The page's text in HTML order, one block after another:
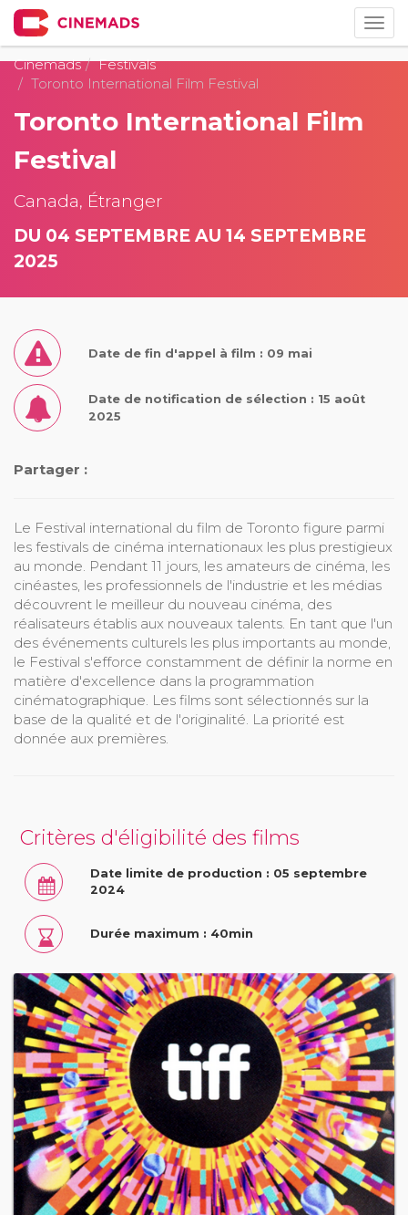
Cinemads
Festivals
Toronto International Film Festival
Toronto International Film
Festival
Canada, Étranger
DU 04 SEPTEMBRE AU 14 SEPTEMBRE
2025
Date de fin d'appel à film : 09 mai
Date de notification de sélection : 15 août
2025
Partager :
Le Festival international du film de Toronto figure parmi
les festivals de cinéma internationaux les plus prestigieux
au monde. Pendant 11 jours, les amateurs de cinéma, les
cinéastes, les professionnels de l'industrie et les médias
découvrent le meilleur du nouveau cinéma, des
réalisateurs établis aux nouveaux talents. En tant que l'un
des événements culturels les plus importants au monde,
le Festival s'efforce constamment de définir la norme en
matière d'excellence dans la programmation
cinématographique. Les films sont sélectionnés sur la
base de la qualité et de l'originalité. La priorité est
donnée aux premières.
Critères d'éligibilité des films
Date limite de production : 05 septembre
2024
Durée maximum : 40min